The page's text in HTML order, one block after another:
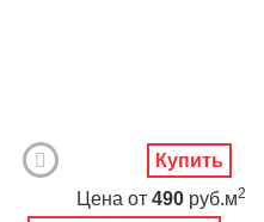
Цена от 490 руб.м2
Купить